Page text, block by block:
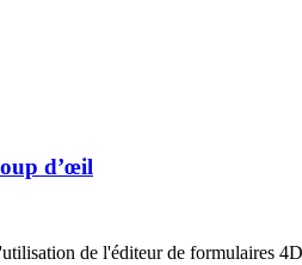
d’œil
de l'éditeur de formulaires